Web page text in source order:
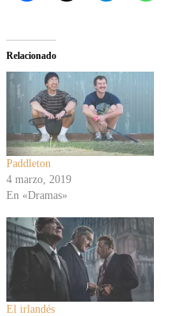
Relacionado
Paddleton
4 marzo, 2019
En «Dramas»
El irlandés